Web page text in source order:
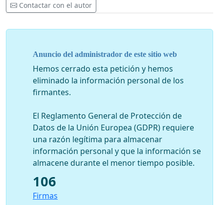
Contactar con el autor
Anuncio del administrador de este sitio web
Hemos cerrado esta petición y hemos
eliminado la información personal de los
firmantes.
El Reglamento General de Protección de
Datos de la Unión Europea (GDPR) requiere
una razón legítima para almacenar
información personal y que la información se
almacene durante el menor tiempo posible.
106
Firmas